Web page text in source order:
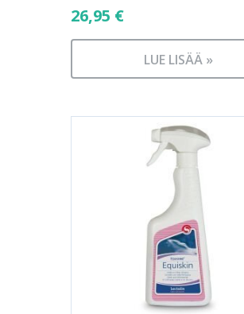
26,95 €
LUE LISÄÄ »